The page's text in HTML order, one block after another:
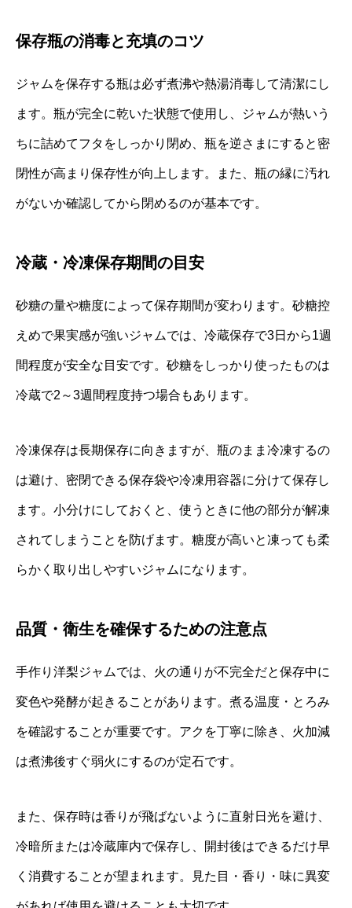
保存瓶の消毒と充填のコツ
ジャムを保存する瓶は必ず煮沸や熱湯消毒して清潔にし
ます。瓶が完全に乾いた状態で使用し、ジャムが熱いう
ちに詰めてフタをしっかり閉め、瓶を逆さまにすると密
閉性が高まり保存性が向上します。また、瓶の縁に汚れ
がないか確認してから閉めるのが基本です。
冷蔵・冷凍保存期間の目安
砂糖の量や糖度によって保存期間が変わります。砂糖控
えめで果実感が強いジャムでは、冷蔵保存で3日から1週
間程度が安全な目安です。砂糖をしっかり使ったものは
冷蔵で2～3週間程度持つ場合もあります。
冷凍保存は長期保存に向きますが、瓶のまま冷凍するの
は避け、密閉できる保存袋や冷凍用容器に分けて保存し
ます。小分けにしておくと、使うときに他の部分が解凍
されてしまうことを防げます。糖度が高いと凍っても柔
らかく取り出しやすいジャムになります。
品質・衛生を確保するための注意点
手作り洋梨ジャムでは、火の通りが不完全だと保存中に
変色や発酵が起きることがあります。煮る温度・とろみ
を確認することが重要です。アクを丁寧に除き、火加減
は煮沸後すぐ弱火にするのが定石です。
また、保存時は香りが飛ばないように直射日光を避け、
冷暗所または冷蔵庫内で保存し、開封後はできるだけ早
く消費することが望まれます。見た目・香り・味に異変